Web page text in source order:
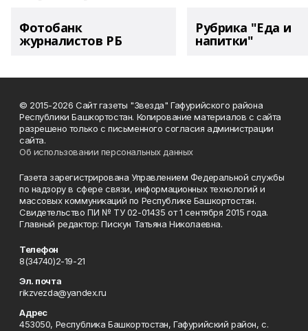
Фотобанк
журналистов РБ
Рубрика "Еда и
напитки"
© 2015-2026 Сайт газеты "Звезда" Гафурийского района
Республики Башкортостан. Копирование материалов с сайта
разрешено только с письменного согласия администрации
сайта.
Об использовании персональных данных
Газета зарегистрирована Управлением Федеральной службы
по надзору в сфере связи, информационных технологий и
массовых коммуникаций по Республике Башкортостан.
Свидетельство ПИ № ТУ 02-01435 от 1 сентября 2015 года.
Главный редактор: Пискун Татьяна Николаевна.
Телефон
8(34740)2-19-21
Эл. почта
rikzvezda@yandex.ru
Адрес
453050, Республика Башкортостан, Гафурийский район, с.